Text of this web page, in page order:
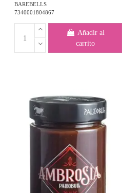
BAREBELLS
7340001804867
Añadir al
carrito